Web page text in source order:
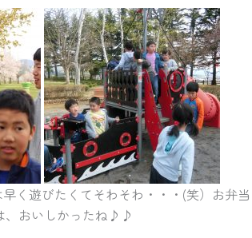
く遊びたくてそわそわ・・・(笑）お弁当
、おいしかったね♪♪